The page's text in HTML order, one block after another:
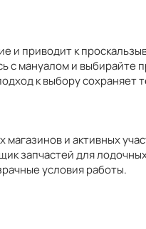
и приводит к
с мануалом и выбирайте
к выбору сохраняет
и активных
запчастей для
условия работы.